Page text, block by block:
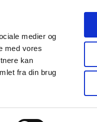
medier og
med vores
kan
fra din brug
Udgivelser
Medicinsk
Særlige